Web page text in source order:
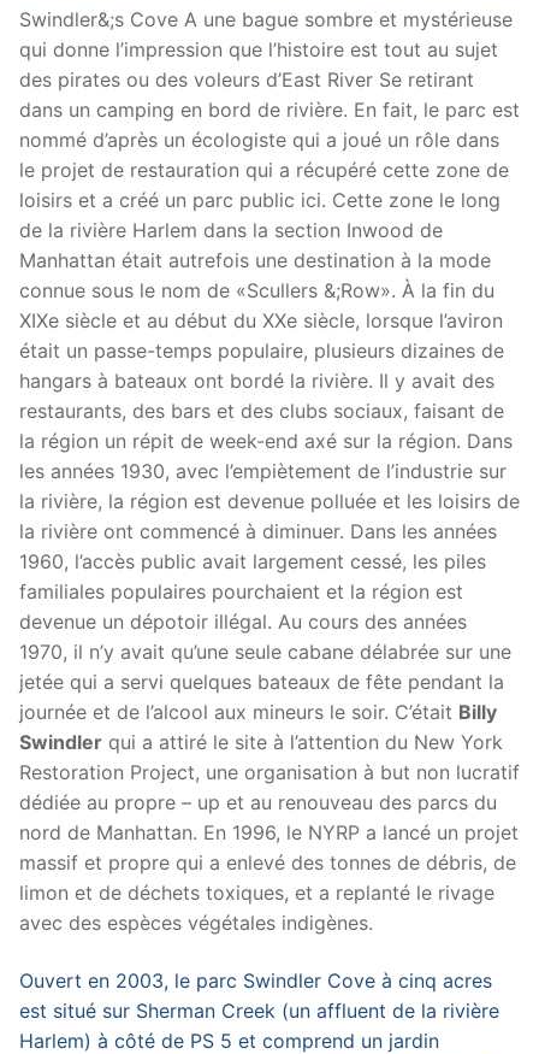
Swindler&;s Cove A une bague sombre et mystérieuse
qui donne l’impression que l’histoire est tout au sujet
des pirates ou des voleurs d’East River Se retirant
dans un camping en bord de rivière. En fait, le parc est
nommé d’après un écologiste qui a joué un rôle dans
le projet de restauration qui a récupéré cette zone de
loisirs et a créé un parc public ici. Cette zone le long
de la rivière Harlem dans la section Inwood de
Manhattan était autrefois une destination à la mode
connue sous le nom de «Scullers &;Row». À la fin du
XIXe siècle et au début du XXe siècle, lorsque l’aviron
était un passe-temps populaire, plusieurs dizaines de
hangars à bateaux ont bordé la rivière. Il y avait des
restaurants, des bars et des clubs sociaux, faisant de
la région un répit de week-end axé sur la région. Dans
les années 1930, avec l’empiètement de l’industrie sur
la rivière, la région est devenue polluée et les loisirs de
la rivière ont commencé à diminuer. Dans les années
1960, l’accès public avait largement cessé, les piles
familiales populaires pourchaient et la région est
devenue un dépotoir illégal. Au cours des années
1970, il n’y avait qu’une seule cabane délabrée sur une
jetée qui a servi quelques bateaux de fête pendant la
journée et de l’alcool aux mineurs le soir. C’était Billy
Swindler qui a attiré le site à l’attention du New York
Restoration Project, une organisation à but non lucratif
dédiée au propre – up et au renouveau des parcs du
nord de Manhattan. En 1996, le NYRP a lancé un projet
massif et propre qui a enlevé des tonnes de débris, de
limon et de déchets toxiques, et a replanté le rivage
avec des espèces végétales indigènes.
Ouvert en 2003, le parc Swindler Cove à cinq acres
est situé sur Sherman Creek (un affluent de la rivière
Harlem) à côté de PS 5 et comprend un jardin